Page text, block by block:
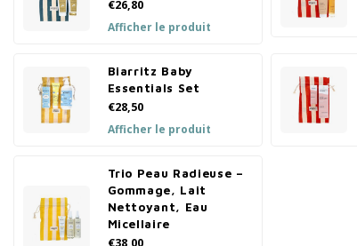
€26,80
Afficher le produit
Biarritz Baby
Essentials Set
€28,50
Afficher le produit
Trio Peau Radieuse –
Gommage, Lait
Nettoyant, Eau
Micellaire
€38,00